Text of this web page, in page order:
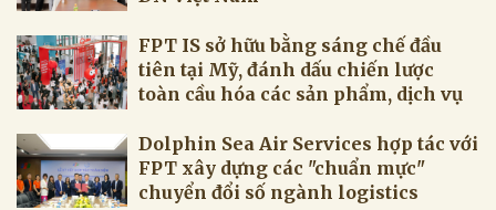
FPT IS sở hữu bằng sáng chế đầu
tiên tại Mỹ, đánh dấu chiến lược
FPT xây dựng các "chuẩn mực"